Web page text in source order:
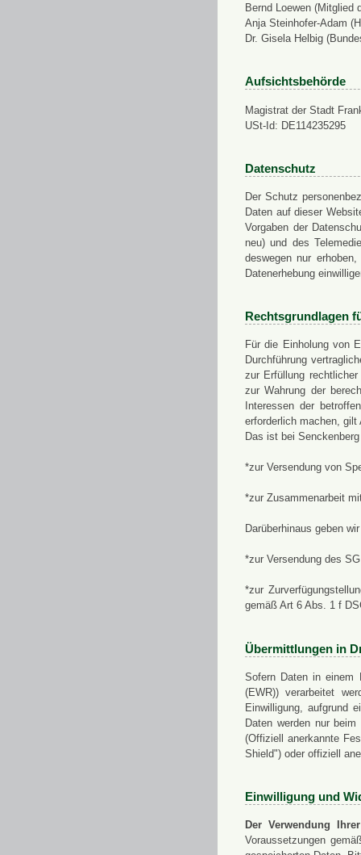
Bernd Loewen (Mitglied
Anja Steinhofer-Adam
Dr. Gisela Helbig
Aufsichtsbehörde
Magistrat der Stadt
USt-Id: DE114235295
Datenschutz
Der Schutz
Daten auf dieser
Vorgaben der
neu) und des
deswegen nur
Datenerhebung
Rechtsgrundlagen
Für die Einholung von
Durchführung
zur Erfüllung
zur Wahrung der
Interessen der
erforderlich machen,
Das ist bei
*zur Versendung von
*zur Zusammenarbeit
Darüberhinaus geben
*zur Versendung des
*zur
gemäß Art 6 Abs. 1 f
Übermittlungen in
Sofern Daten in einem
(EWR)) verarbeitet
Einwilligung, aufgrund
Daten werden nur
(Offiziell anerkannte
Shield") oder offiziell
Einwilligung und
Der Verwendung
Voraussetzungen